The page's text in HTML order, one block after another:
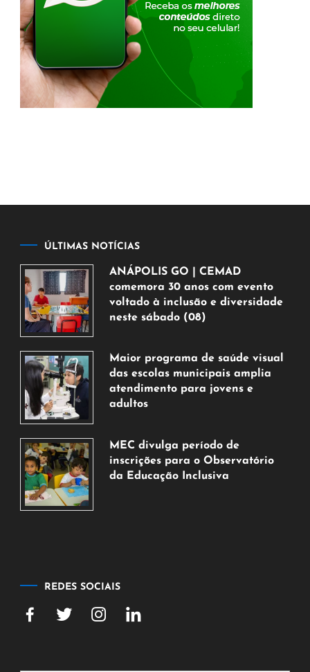
ÚLTIMAS NOTÍCIAS
ANÁPOLIS GO | CEMAD
comemora 30 anos com evento
voltado à inclusão e diversidade
neste sábado (08)
de
agosto
de
2026
Maior programa de saúde visual
das escolas municipais amplia
atendimento para jovens e
adultos
de
agosto
de
MEC divulga período de
inscrições para o Observatório
da Educação Inclusiva
REDES SOCIAIS